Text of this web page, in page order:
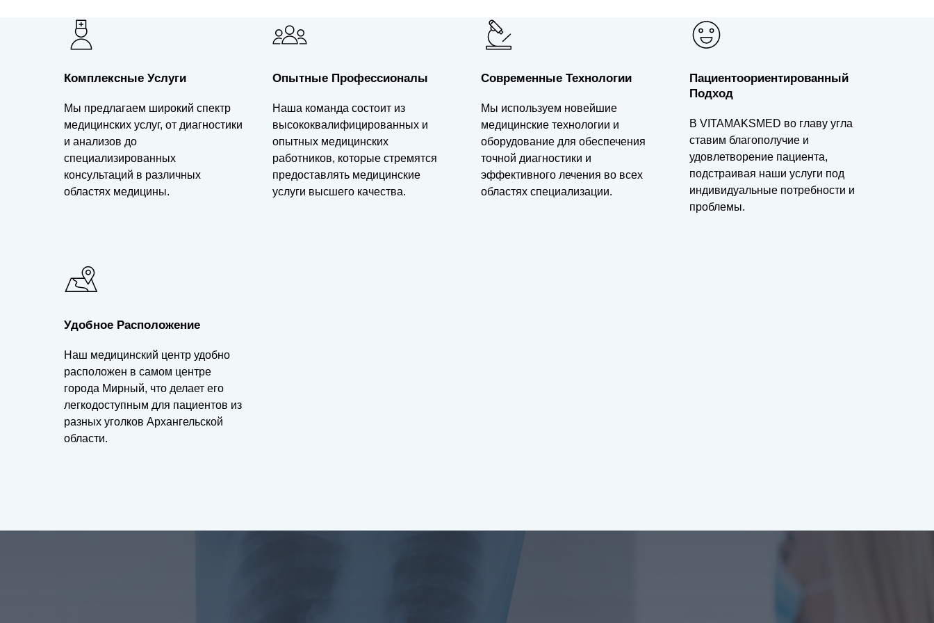
Комплексные Услуги
Мы предлагаем широкий спектр
медицинских услуг, от диагностики
и анализов до
специализированных
консультаций в различных
областях медицины.
Опытные Профессионалы
Наша команда состоит из
высококвалифицированных и
опытных медицинских
работников, которые стремятся
предоставлять медицинские
услуги высшего качества.
Современные Технологии
Мы используем новейшие
медицинские технологии и
оборудование для обеспечения
точной диагностики и
эффективного лечения во всех
областях специализации.
Пациентоориентированный
Подход
В VITAMAKSMED во главу угла
ставим благополучие и
удовлетворение пациента,
подстраивая наши услуги под
индивидуальные потребности и
проблемы.
Удобное Расположение
Наш медицинский центр удобно
расположен в самом центре
города Мирный, что делает его
легкодоступным для пациентов из
разных уголков Архангельской
области.